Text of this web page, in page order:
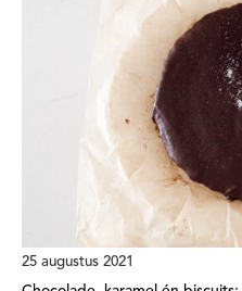
25 augustus 2021